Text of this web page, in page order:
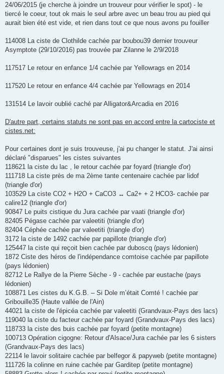
24/06/2015 (je cherche à joindre un trouveur pour vérifier le spot) - le
tiercé le coeur, tout ok mais le seul arbre avec un beau trou au pied qui
aurait bien été est vide, et rien dans tout ce que nous avons pu fouiller
114008 La ciste de Clothilde cachée par boubou39 dernier trouveur
Asymptote (29/10/2016) pas trouvée par Zilanne le 2/9/2018
117517 Le retour en enfance 1/4 cachée par Yellowrags en 2014
117520 Le retour en enfance 4/4 cachée par Yellowrags en 2014
131514 Le lavoir oublié caché par Alligator&Arcadia en 2016
D'autre part, certains statuts ne sont pas en accord entre la cartociste et
cistes.net:
Pour certaines dont je suis trouveuse, j'ai pu changer le statut. J'ai ainsi
déclaré "disparues" les cistes suivantes
118621 la ciste du lac , le retour cachée par foyard (triangle d'or)
111718 La ciste près de ma 2ème tante centenaire cachée par lidof
(triangle d'or)
103529 La ciste CO2 + H2O + CaCO3 ↔ Ca2+ + 2 HCO3- cachée par
calire12 (triangle d'or)
90847 Le puits cistique du Jura cachée par vaati (triangle d'or)
82405 Pégase cachée par valeetiti (triangle d'or)
82404 Céphée cachée par valeetiti (triangle d'or)
3172 la ciste de 1492 cachée par papillote (triangle d'or)
125447 la ciste qui reçoit bien cachée par duboscq (pays lédonien)
1872 Ciste des héros de l'indépendance comtoise cachée par papillote
(pays lédonien)
82712 Le Rallye de la Pierre Sèche - 9 - cachée par eustache (pays
lédonien)
108871 Les cistes du K.G.B. – Si Dole m’était Comté ! cachée par
Gribouille35 (Haute vallée de l'Ain)
44021 la ciste de l'épicéa cachée par valeetiti (Grandvaux-Pays des lacs)
119040 la ciste du facteur cachée par foyard (Grandvaux-Pays des lacs)
118733 la ciste des buis cachée par foyard (petite montagne)
100713 Opération cigogne: Retour d'Alsace/Jura cachée par les 6 sisters
(Grandvaux-Pays des lacs)
22114 le lavoir solitaire cachée par belfegor & papyweb (petite montagne)
111726 la colinne en ruine cachée par Garditep (petite montagne)